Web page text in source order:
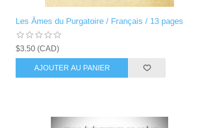
Les Âmes du Purgatoire / Français / 13 pages
$3.50 (CAD)
AJOUTER AU PANIER